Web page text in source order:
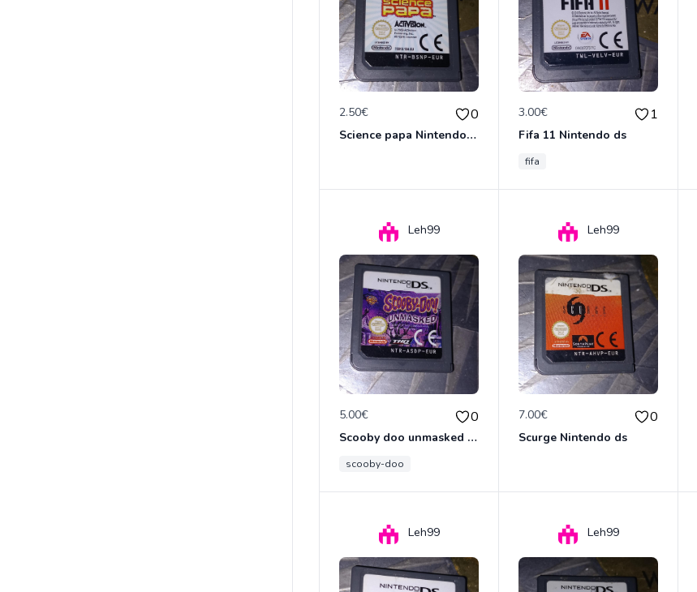
2.50€ 0
Science papa Nintendo ds
3.00€ 1
Fifa 11 Nintendo ds
fifa
Leh99
5.00€ 0
Scooby doo unmasked Nintendo ds
scooby-doo
Leh99
7.00€ 0
Scurge Nintendo ds
Leh99 Leh99